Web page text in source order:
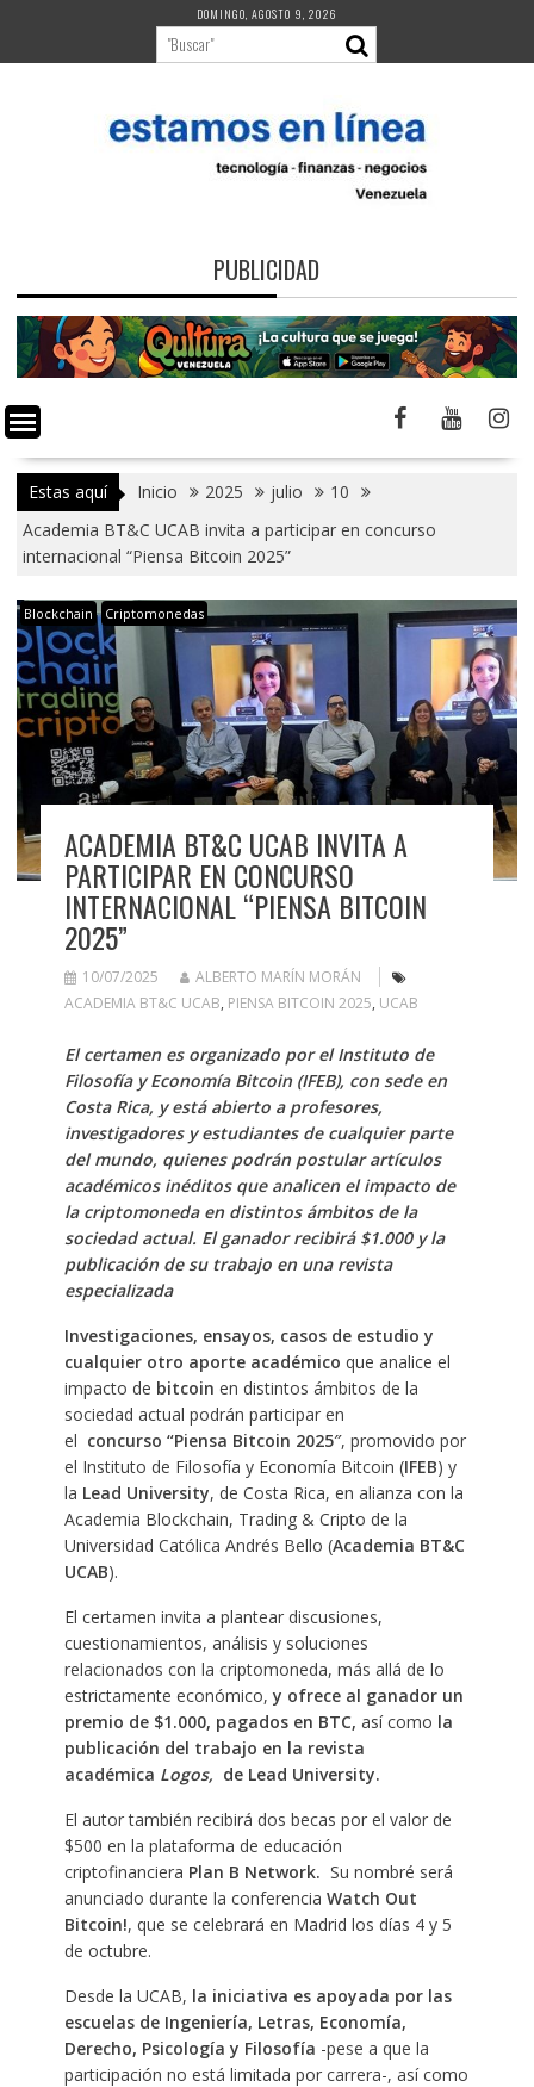
contenido
DOMINGO, AGOSTO 9, 2026
PUBLICIDAD
Estas aquí Inicio 2025 julio
10
Academia BT&C UCAB invita a participar en concurso
internacional “Piensa Bitcoin 2025”
Blockchain Criptomonedas
ACADEMIA BT&C UCAB INVITA A
PARTICIPAR EN CONCURSO
INTERNACIONAL “PIENSA BITCOIN
2025”
10/07/2025
ALBERTO MARÍN MORÁN
ACADEMIA BT&C UCAB, PIENSA BITCOIN 2025, UCAB
El certamen es organizado por el Instituto de
Filosofía y Economía Bitcoin (IFEB), con sede en
Costa Rica, y está abierto a profesores,
investigadores y estudiantes de cualquier parte
del mundo, quienes podrán postular artículos
académicos inéditos que analicen el impacto de
la criptomoneda en distintos ámbitos de la
sociedad actual. El ganador recibirá $1.000 y la
publicación de su trabajo en una revista
especializada
Investigaciones, ensayos, casos de estudio y
cualquier otro aporte académico que analice el
impacto de bitcoin en distintos ámbitos de la
sociedad actual podrán participar en
el concurso “Piensa Bitcoin 2025″, promovido por
el Instituto de Filosofía y Economía Bitcoin (IFEB) y
la Lead University, de Costa Rica, en alianza con la
Academia Blockchain, Trading & Cripto de la
Universidad Católica Andrés Bello (Academia BT&C
UCAB).
El certamen invita a plantear discusiones,
cuestionamientos, análisis y soluciones
relacionados con la criptomoneda, más allá de lo
estrictamente económico,y ofrece al ganador un
premio de $1.000, pagados en BTC, así como la
publicación del trabajo en la revista
académica Logos, de Lead University.
El autor también recibirá dos becas por el valor de
$500 en la plataforma de educación
criptofinanciera Plan B Network. Su nombré será
anunciado durante la conferencia Watch Out
Bitcoin!, que se celebrará en Madrid los días 4 y 5
de octubre.
Desde la UCAB, la iniciativa es apoyada por las
escuelas de Ingeniería, Letras, Economía,
Derecho, Psicología y Filosofía -pese a que la
participación no está limitada por carrera-, así como